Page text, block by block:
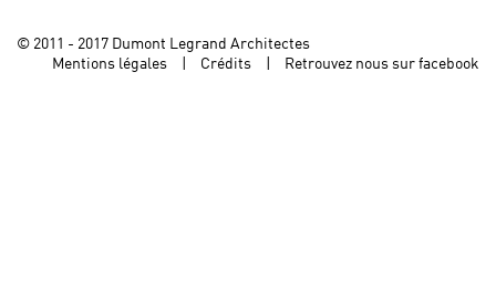
© 2011 - 2017 Dumont Legrand Architectes
Mentions légales
Crédits Retrouvez nous sur facebook